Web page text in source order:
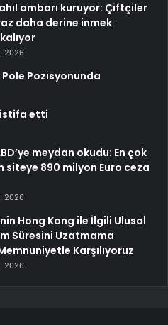
ambarı kuruyor: Çiftçiler
daha derine inmek
2026
Pozisyonunda
istifa etti
meydan okudu: En çok
siteye 890 milyon Euro ceza
2026
Hong Kong ile İlgili Ulusal
Süresini Uzatmama
Karşılıyoruz
2026